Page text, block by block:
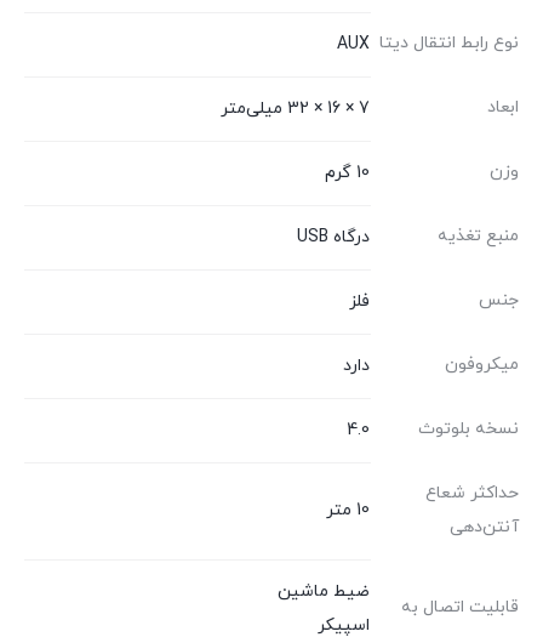
نوع رابط انتقال دیتا AUX
ابعاد 7 × 16 × 32 میلی‌متر
وزن 10 گرم
منبع تغذیه درگاه USB
جنس فلز
میکروفون دارد
نسخه‌ بلوتوث 4.0
حداکثر شعاع
آنتن‌دهی
10 متر
قابلیت اتصال به
ضیط ماشین
اسپیکر